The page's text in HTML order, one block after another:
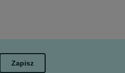
Zapisz